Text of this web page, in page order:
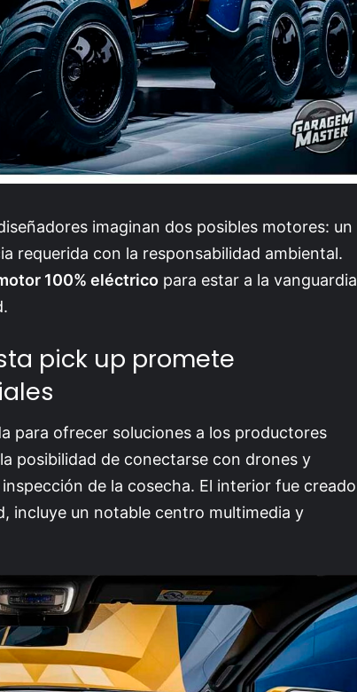
imaginan dos posibles motores: un
requerida con la responsabilidad ambiental.
100% eléctrico para estar a la vanguardia
pick up promete
para ofrecer soluciones a los productores
posibilidad de conectarse con drones y
de la cosecha. El interior fue creado
incluye un notable centro multimedia y